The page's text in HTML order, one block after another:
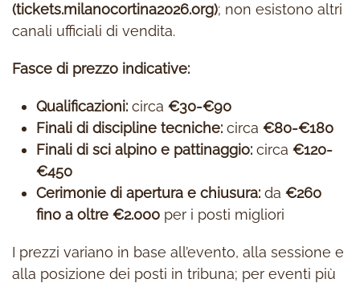
(tickets.milanocortina2026.org); non esistono altri
canali ufficiali di vendita.
Fasce di prezzo indicative:
Qualificazioni: circa €30-€90
Finali di discipline tecniche: circa €80-€180
Finali di sci alpino e pattinaggio: circa €120-
€450
Cerimonie di apertura e chiusura: da €260
fino a oltre €2.000 per i posti migliori
I prezzi variano in base all’evento, alla sessione e
alla posizione dei posti in tribuna; per eventi più